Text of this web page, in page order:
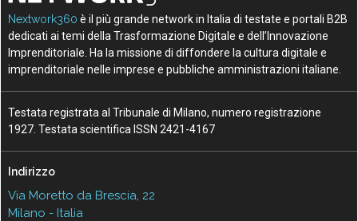
Nextwork360 è il più grande network in Italia di testate e portali B2B
dedicati ai temi della Trasformazione Digitale e dell’Innovazione
Imprenditoriale. Ha la missione di diffondere la cultura digitale e
imprenditoriale nelle imprese e pubbliche amministrazioni italiane.
Testata registrata al Tribunale di Milano, numero registrazione
1927. Testata scientifica ISSN 2421-4167
Indirizzo
Via Moretto da Brescia, 22
Milano - Italia